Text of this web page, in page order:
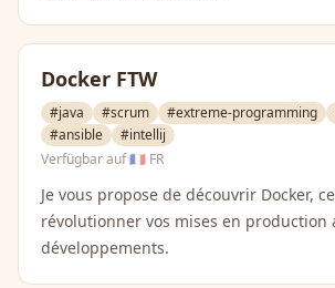
Docker FTW
#java #scrum #extreme-programming
#ansible
#intellij
Verfügbar auf🇫🇷 FR
Je vous propose de découvrir Docker,
révolutionner vos mises en production
développements.